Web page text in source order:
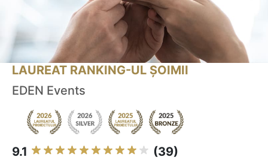
LAUREAT RANKING-UL ȘOIMII
EDEN Events
9.1 (39)